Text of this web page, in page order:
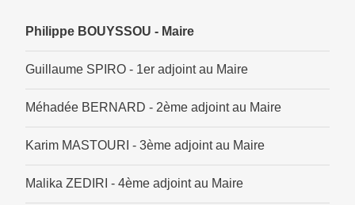
Philippe BOUYSSOU - Maire
Guillaume SPIRO - 1er adjoint au Maire
Méhadée BERNARD - 2ème adjoint au Maire
Karim MASTOURI - 3ème adjoint au Maire
Malika ZEDIRI - 4ème adjoint au Maire